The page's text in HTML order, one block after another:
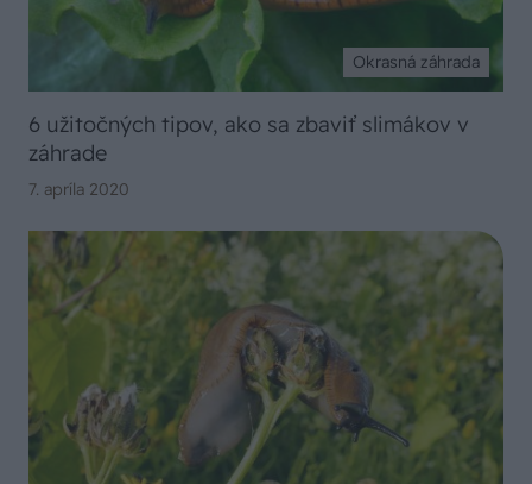
Okrasná záhrada
6 užitočných tipov, ako sa zbaviť slimákov v
záhrade
7. apríla 2020